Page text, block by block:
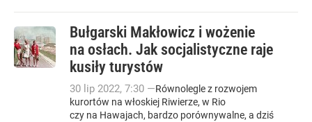
Bułgarski Makłowicz i wożenie
na osłach. Jak socjalistyczne raje
kusiły turystów
30 lip 2022, 7:30 —Równolegle z rozwojem
kurortów na włoskiej Riwierze, w Rio
czy na Hawajach, bardzo porównywalne, a dziś